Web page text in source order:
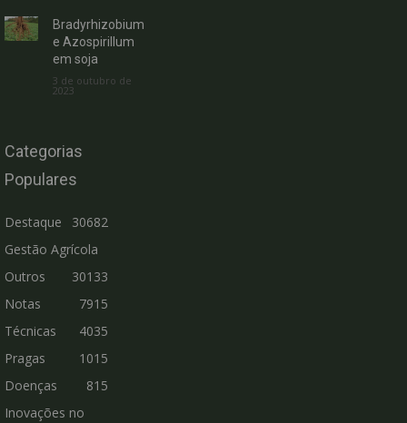
Bradyrhizobium
e Azospirillum
em soja
3 de outubro de
2023
Categorias
Populares
Destaque
30682
Gestão Agrícola
30133
Outros
7915
Notas
Técnicas
4035
Pragas
1015
Doenças
815
Inovações no